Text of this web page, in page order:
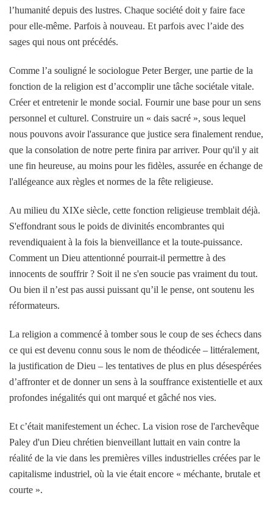
l’humanité depuis des lustres. Chaque société doit y faire face
pour elle-même. Parfois à nouveau. Et parfois avec l’aide des
sages qui nous ont précédés.
Comme l’a souligné le sociologue Peter Berger, une partie de la
fonction de la religion est d’accomplir une tâche sociétale vitale.
Créer et entretenir le monde social. Fournir une base pour un sens
personnel et culturel. Construire un « dais sacré », sous lequel
nous pouvons avoir l'assurance que justice sera finalement rendue,
que la consolation de notre perte finira par arriver. Pour qu'il y ait
une fin heureuse, au moins pour les fidèles, assurée en échange de
l'allégeance aux règles et normes de la fête religieuse.
Au milieu du XIXe siècle, cette fonction religieuse tremblait déjà.
S'effondrant sous le poids de divinités encombrantes qui
revendiquaient à la fois la bienveillance et la toute-puissance.
Comment un Dieu attentionné pourrait-il permettre à des
innocents de souffrir ? Soit il ne s'en soucie pas vraiment du tout.
Ou bien il n’est pas aussi puissant qu’il le pense, ont soutenu les
réformateurs.
La religion a commencé à tomber sous le coup de ses échecs dans
ce qui est devenu connu sous le nom de théodicée – littéralement,
la justification de Dieu – les tentatives de plus en plus désespérées
d’affronter et de donner un sens à la souffrance existentielle et aux
profondes inégalités qui ont marqué et gâché nos vies.
Et c’était manifestement un échec. La vision rose de l'archevêque
Paley d'un Dieu chrétien bienveillant luttait en vain contre la
réalité de la vie dans les premières villes industrielles créées par le
capitalisme industriel, où la vie était encore « méchante, brutale et
courte ».